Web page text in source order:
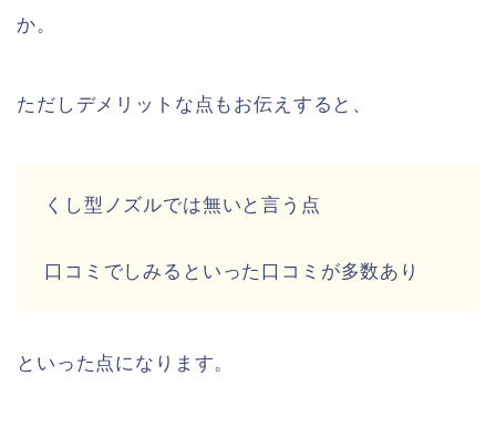
か。
ただしデメリットな点もお伝えすると、
くし型ノズルでは無いと言う点
口コミでしみるといった口コミが多数あり
といった点になります。